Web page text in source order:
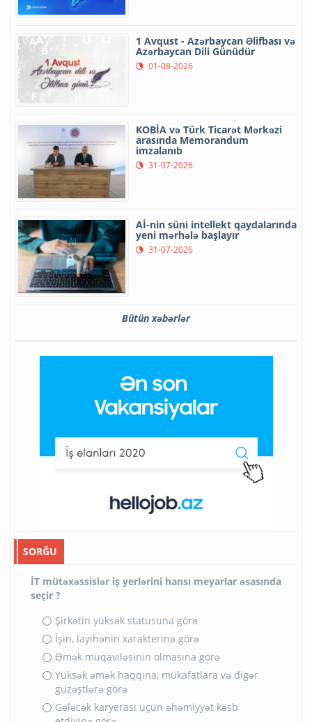
1 Avqust - Azərbaycan Əlifbası və
Azərbaycan Dili Günüdür
01-08-2026
KOBİA və Türk Ticarət Mərkəzi
arasında Memorandum
imzalanıb
31-07-2026
Aİ-nin süni intellekt qaydalarında
yeni mərhələ başlayır
31-07-2026
Bütün xəbərlər
SORĞU
İT mütəxəssislər iş yerlərini hansı meyarlar əsasında
seçir ?
Şirkətin yüksək statusuna görə
İşin, layihənin xarakterinə görə
Əmək müqaviləsinin olmasına görə
Yüksək əmək haqqına, mükafatlara və digər
güzəştlərə görə
Gələcək karyerası üçün əhəmiyyət kəsb